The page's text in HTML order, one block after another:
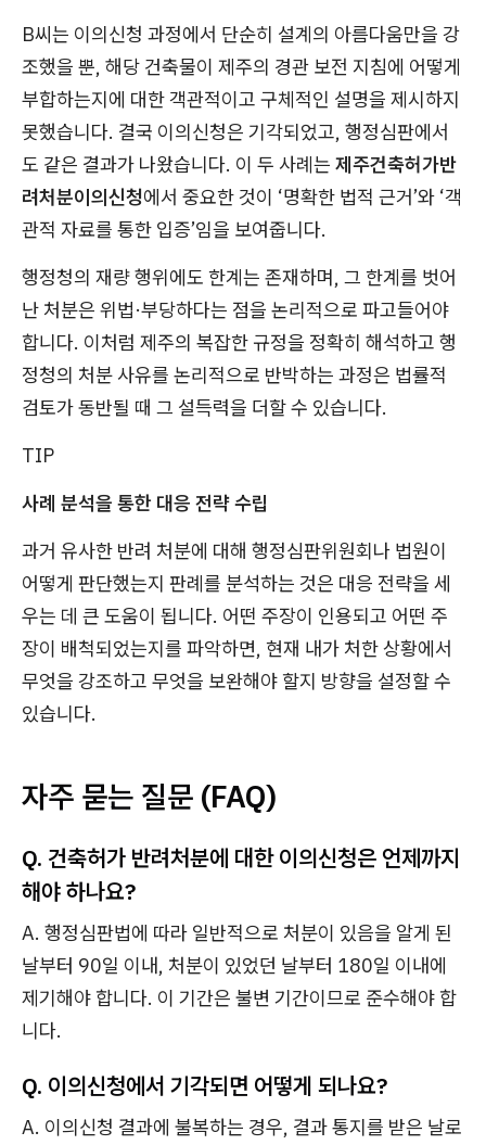
B씨는 이의신청 과정에서 단순히 설계의 아름다움만을 강
조했을 뿐, 해당 건축물이 제주의 경관 보전 지침에 어떻게
부합하는지에 대한 객관적이고 구체적인 설명을 제시하지
못했습니다. 결국 이의신청은 기각되었고, 행정심판에서
도 같은 결과가 나왔습니다. 이 두 사례는 제주건축허가반
려처분이의신청에서 중요한 것이 ‘명확한 법적 근거’와 ‘객
관적 자료를 통한 입증’임을 보여줍니다.
행정청의 재량 행위에도 한계는 존재하며, 그 한계를 벗어
난 처분은 위법·부당하다는 점을 논리적으로 파고들어야
합니다. 이처럼 제주의 복잡한 규정을 정확히 해석하고 행
정청의 처분 사유를 논리적으로 반박하는 과정은 법률적
검토가 동반될 때 그 설득력을 더할 수 있습니다.
TIP
사례 분석을 통한 대응 전략 수립
과거 유사한 반려 처분에 대해 행정심판위원회나 법원이
어떻게 판단했는지 판례를 분석하는 것은 대응 전략을 세
우는 데 큰 도움이 됩니다. 어떤 주장이 인용되고 어떤 주
장이 배척되었는지를 파악하면, 현재 내가 처한 상황에서
무엇을 강조하고 무엇을 보완해야 할지 방향을 설정할 수
있습니다.
자주 묻는 질문 (FAQ)
Q. 건축허가 반려처분에 대한 이의신청은 언제까지
해야 하나요?
A. 행정심판법에 따라 일반적으로 처분이 있음을 알게 된
날부터 90일 이내, 처분이 있었던 날부터 180일 이내에
제기해야 합니다. 이 기간은 불변 기간이므로 준수해야 합
니다.
Q. 이의신청에서 기각되면 어떻게 되나요?
A. 이의신청 결과에 불복하는 경우, 결과 통지를 받은 날로